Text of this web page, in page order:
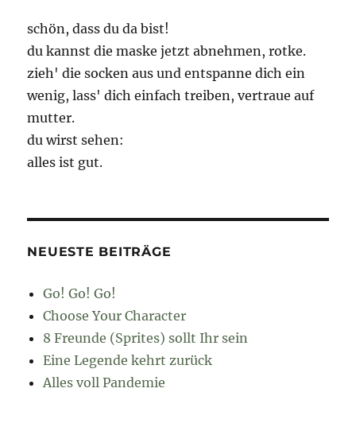
schön, dass du da bist!
du kannst die maske jetzt abnehmen, rotke.
zieh' die socken aus und entspanne dich ein
wenig, lass' dich einfach treiben, vertraue auf
mutter.
du wirst sehen:
alles ist gut.
NEUESTE BEITRÄGE
Go! Go! Go!
Choose Your Character
8 Freunde (Sprites) sollt Ihr sein
Eine Legende kehrt zurück
Alles voll Pandemie